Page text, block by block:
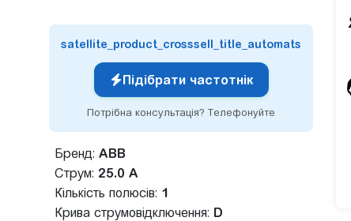
satellite_product_crosssell_title_automats
Підібрати частотнік
Потрібна консультація? Телефонуйте
Бренд:ABB
Струм: 25.0 А
Кількість полюсів: 1
Крива струмовідключення: D